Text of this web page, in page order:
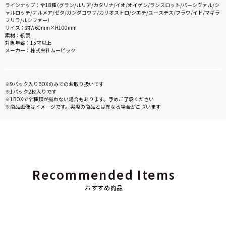
ラインナップ：全18種（グラン/ルリア/カタリナ/イオ/オイゲン/ランスロット/パーシヴァル/シ
ャルロッテ/ナルメア/ゼタ/ガンダコウザ/カリオストロ/シエテ/ユーステス/フラウ/イド/マギラ
フリラ/ルシファー）
サイズ：約W60mm×H100mm
素材：紙製
対象年齢：15才以上
メーカー：株式会社ムービック
※9パック入りBOXのみでのお取り扱いです
※1パック2枚入りです
※1BOXで全種類が揃わない場合もあります。予めご了承ください
※商品画像はイメージです。実際の商品とは異なる場合がございます
おすすめ商品
Recommended Items